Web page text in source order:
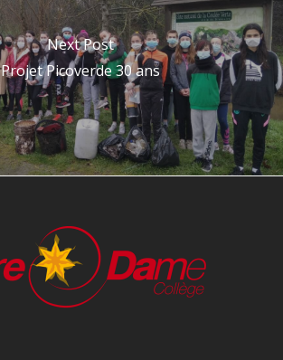
Next Post
Projet Picoverde 30 ans